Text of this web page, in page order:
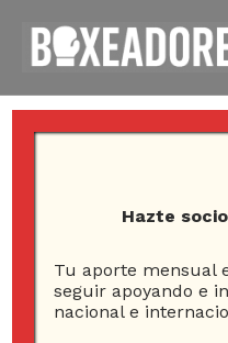
HOME
NOTICIAS
“ZURDO” RAMÍREZ RETA
Hazte
Tu aporte mensual
seguir apoyando e
nacional e